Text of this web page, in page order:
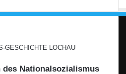
des Nationalsozialismus